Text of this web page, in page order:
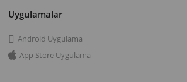
Uygulamalar
Android Uygulama
App Store Uygulama